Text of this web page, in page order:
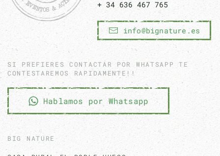
+ 34 636 467 765
info@bignature.es
SI PREFIERES CONTACTAR POR WHATSAPP TE
CONTESTAREMOS RAPIDAMENTE!!
Hablamos por Whatsapp
BIG NATURE